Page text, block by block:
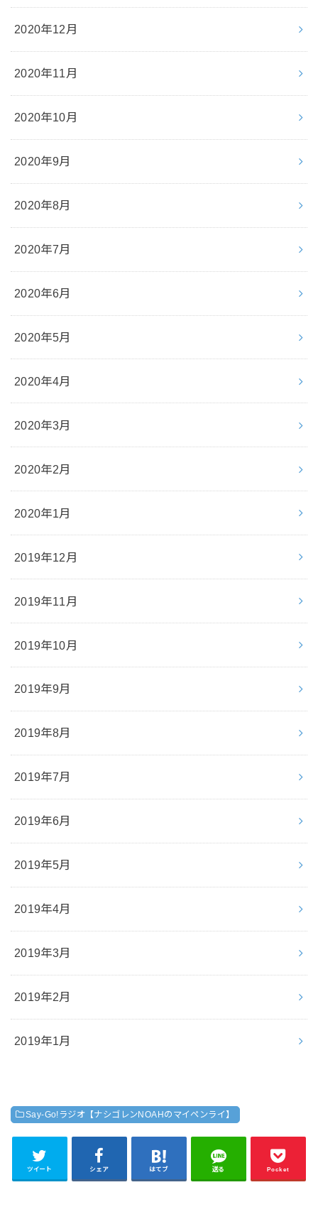
2020年12月
2020年11月
2020年10月
2020年9月
2020年8月
2020年7月
2020年6月
2020年5月
2020年4月
2020年3月
2020年2月
2020年1月
2019年12月
2019年11月
2019年10月
2019年9月
2019年8月
2019年7月
2019年6月
2019年5月
2019年4月
2019年3月
2019年2月
2019年1月
Say-Go!ラジオ【ナシゴレンNOAHのマイペンライ】
ツイート シェア はてブ 送る Pocket